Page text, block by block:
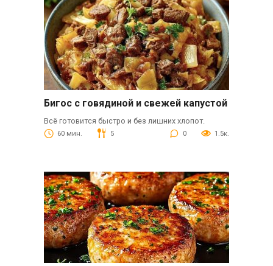
Бигос с говядиной и свежей капустой
Всё готовится быстро и без лишних хлопот.
60 мин. 5 0 1.5к.